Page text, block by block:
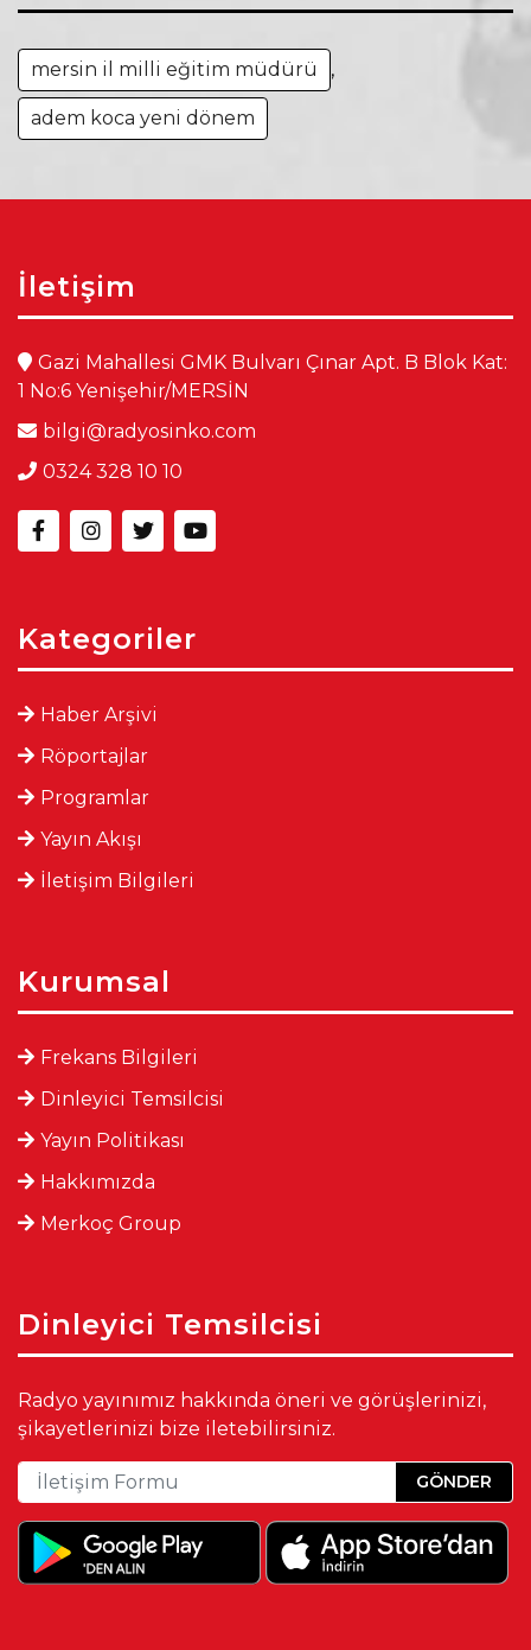
mersin il milli eğitim müdürü ,
adem koca yeni dönem
İletişim
Gazi Mahallesi GMK Bulvarı Çınar Apt. B Blok Kat:
1 No:6 Yenişehir/MERSİN
bilgi@radyosinko.com
0324 328 10 10
Kategoriler
Haber Arşivi
Röportajlar
Programlar
Yayın Akışı
İletişim Bilgileri
Kurumsal
Frekans Bilgileri
Dinleyici Temsilcisi
Yayın Politikası
Hakkımızda
Merkoç Group
Dinleyici Temsilcisi
Radyo yayınımız hakkında öneri ve görüşlerinizi,
şikayetlerinizi bize iletebilirsiniz.
GÖNDER